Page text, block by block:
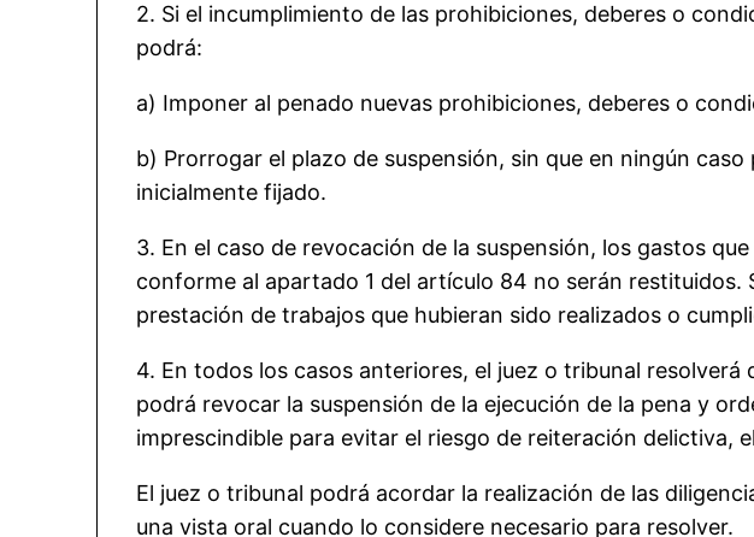
2. Si el incumplimiento de las prohibiciones, deberes o
podrá:
a) Imponer al penado nuevas prohibiciones, deberes o
b) Prorrogar el plazo de suspensión, sin que en ningún
inicialmente fijado.
3. En el caso de revocación de la suspensión, los gastos
conforme al apartado 1 del artículo 84 no serán restituidos.
prestación de trabajos que hubieran sido realizados o
4. En todos los casos anteriores, el juez o tribunal
podrá revocar la suspensión de la ejecución de la pena y
imprescindible para evitar el riesgo de reiteración delictiva,
El juez o tribunal podrá acordar la realización de las
una vista oral cuando lo considere necesario para resolver.